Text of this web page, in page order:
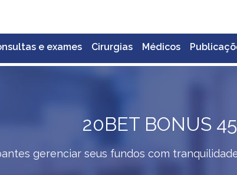
e exames Cirurgias Médicos
20BET BONUS
gerenciar seus fundos com